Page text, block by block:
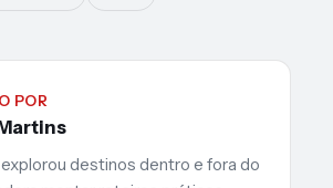
POR
explorou destinos dentro e fora do